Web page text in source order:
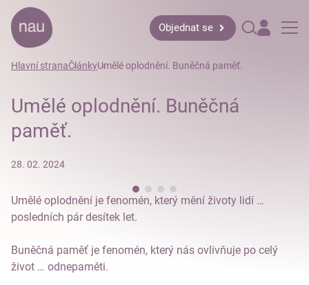
Objednat se
Hlavní stranaČlánkyUmělé oplodnění. Buněčná paměť.
Umělé oplodnění. Buněčná
paměť.
28. 02. 2024
Umělé oplodnění je fenomén, který mění životy lidí …
posledních pár desítek let.
Buněčná paměť je fenomén, který nás ovlivňuje po celý
život … odnepaměti.